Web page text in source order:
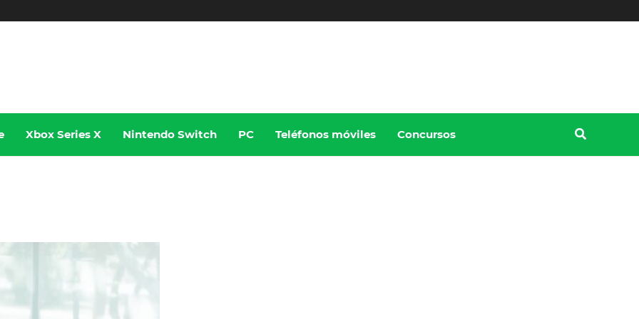
Xbox Series X Nintendo Switch PC Teléfonos móviles Concursos